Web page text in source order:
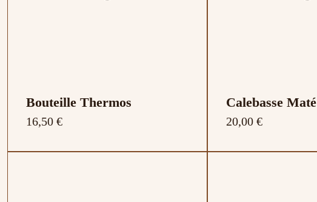
Bouteille Thermos
16,50 €
Calebasse Maté
20,00 €